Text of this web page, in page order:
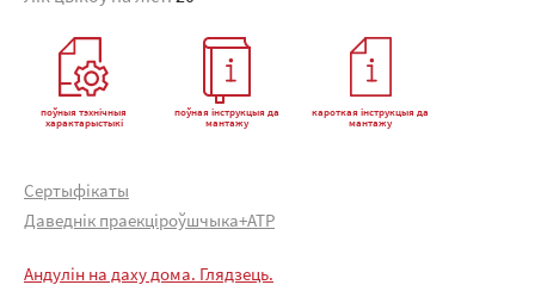
поўныя тэхнічныя
характарыстыкі
поўная інструкцыя да
мантажу
кароткая інструкцыя да
мантажу
Сертыфікаты
Даведнік праекціроўшчыка+АТР
Андулін на даху дома. Глядзець.